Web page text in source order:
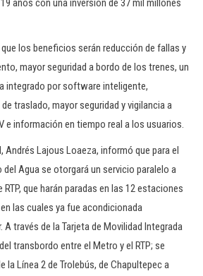
años con una inversión de 37 mil millones
los beneficios serán reducción de fallas y
mayor seguridad a bordo de los trenes, un
integrado por software inteligente,
traslado, mayor seguridad y vigilancia a
e información en tiempo real a los usuarios.
Andrés Lajous Loaeza, informó que para el
Agua se otorgará un servicio paralelo a
que harán paradas en las 12 estaciones
las cuales ya fue acondicionada
través de la Tarjeta de Movilidad Integrada
transbordo entre el Metro y el RTP; se
la Línea 2 de Trolebús, de Chapultepec a